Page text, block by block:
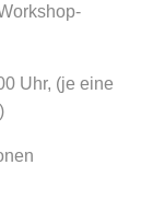
Uhr, (je eine